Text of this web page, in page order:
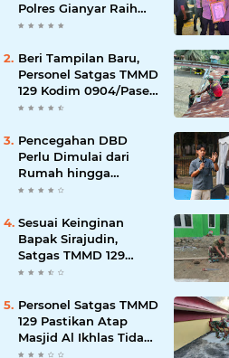
Polres Gianyar Raih
Penghargaan
Beri Tampilan Baru,
Personel Satgas TMMD
129 Kodim 0904/Paser
Cat Atap Rumah
Pencegahan DBD
Perlu Dimulai dari
Rumah hingga
Lingkungan Sekolah
Sesuai Keinginan
Bapak Sirajudin,
Satgas TMMD 129
Ubah Tampilan
Personel Satgas TMMD
129 Pastikan Atap
Masjid Al Ikhlas Tidak
Bocor Lagi